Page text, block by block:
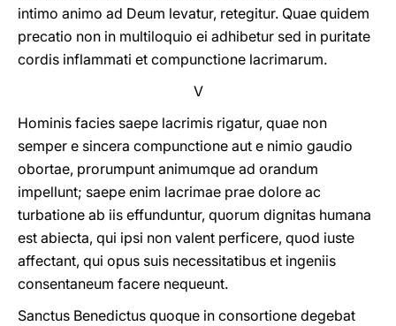
intimo animo ad Deum levatur, retegitur. Quae quidem
precatio non in multiloquio ei adhibetur sed in puritate
cordis inflammati et compunctione lacrimarum.
V
Hominis facies saepe lacrimis rigatur, quae non
semper e sincera compunctione aut e nimio gaudio
obortae, prorumpunt animumque ad orandum
impellunt; saepe enim lacrimae prae dolore ac
turbatione ab iis effunduntur, quorum dignitas humana
est abiecta, qui ipsi non valent perficere, quod iuste
affectant, qui opus suis necessitatibus et ingeniis
consentaneum facere nequeunt.
Sanctus Benedictus quoque in consortione degebat